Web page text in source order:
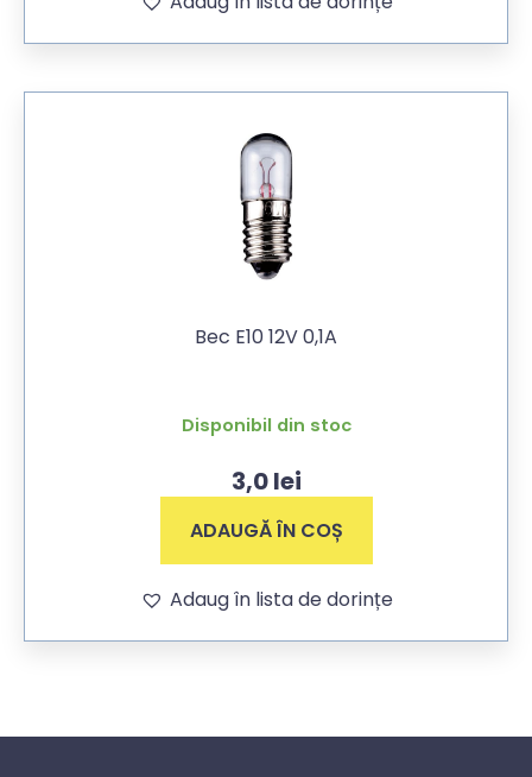
Bec E10 12V 0,1A
Disponibil din stoc
3,0lei
ADAUGĂ ÎN COȘ
Adaug în lista de dorințe